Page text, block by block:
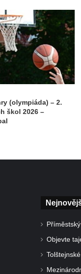
(olympiáda) – 2.
škol 2026 –
Objevte